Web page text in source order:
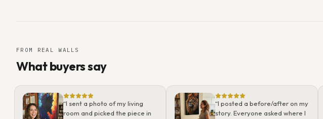
FROM REAL WALLS
What buyers say
“I sent a photo of my living
room and picked the piece in
“I posted a before/after on my
story. Everyone asked where I